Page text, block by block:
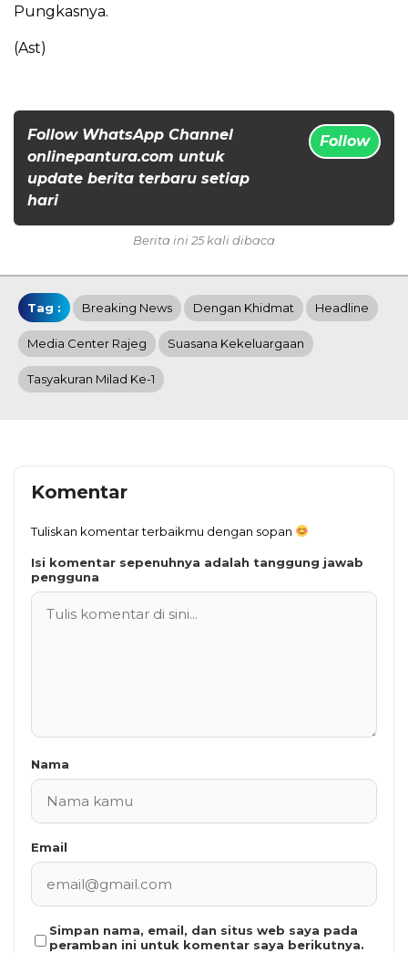
Pungkasnya.
(Ast)
Follow WhatsApp Channel
onlinepantura.com untuk
update berita terbaru setiap
hari
Follow
Berita ini 25 kali dibaca
Tag : Breaking News Dengan Khidmat Headline
Media Center Rajeg Suasana Kekeluargaan
Tasyakuran Milad Ke-1
Komentar
Tuliskan komentar terbaikmu dengan sopan
Isi komentar sepenuhnya adalah tanggung jawab
pengguna
Nama
Email
Simpan nama, email, dan situs web saya pada
peramban ini untuk komentar saya berikutnya.